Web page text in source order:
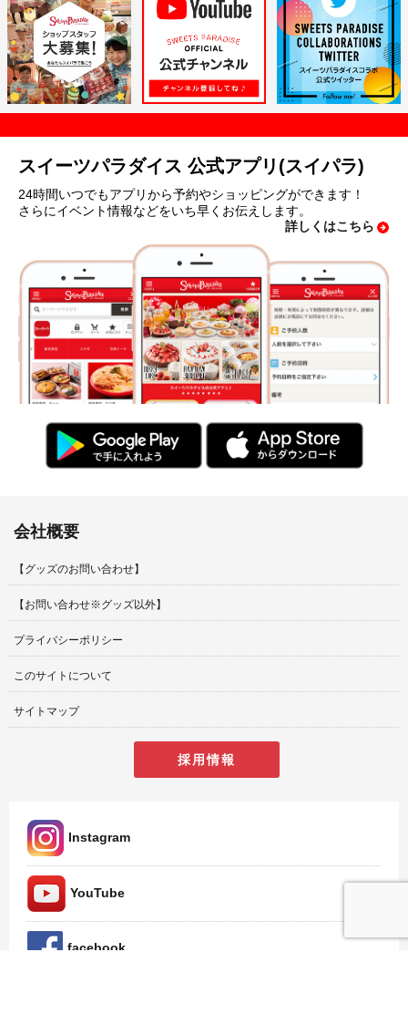
スイーツパラダイス 公式アプリ(スイパラ)
24時間いつでもアプリから予約やショッピングができます！
さらにイベント情報などをいち早くお伝えします。
詳しくはこちら
会社概要
【グッズのお問い合わせ】
【お問い合わせ※グッズ以外】
プライバシーポリシー
このサイトについて
サイトマップ
採用情報
Instagram
YouTube
facebook